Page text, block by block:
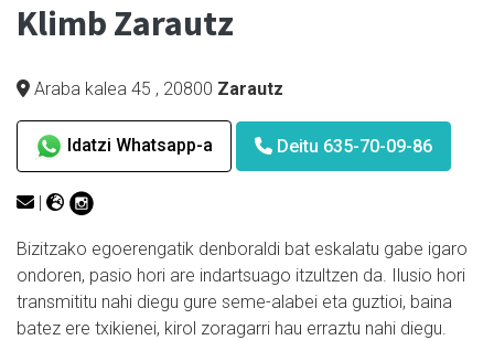
Klimb Zarautz
Araba kalea 45 , 20800 Zarautz
Idatzi Whatsapp-a Deitu 635-70-09-86
|
Bizitzako egoerengatik denboraldi bat eskalatu gabe igaro
ondoren, pasio hori are indartsuago itzultzen da. Ilusio hori
transmititu nahi diegu gure seme-alabei eta guztioi, baina
batez ere txikienei, kirol zoragarri hau erraztu nahi diegu.